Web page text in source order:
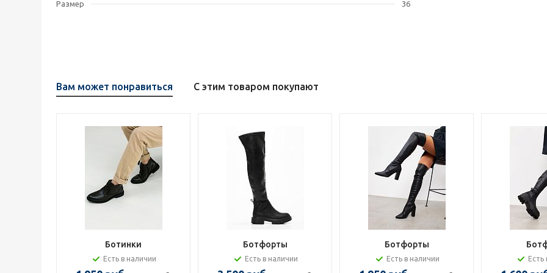
Размер
36
Вам может понравиться С этим товаром покупают
Ботинки
Есть в наличии
Ботфорты
Есть в наличии
Ботфорты
Есть в наличии Есть